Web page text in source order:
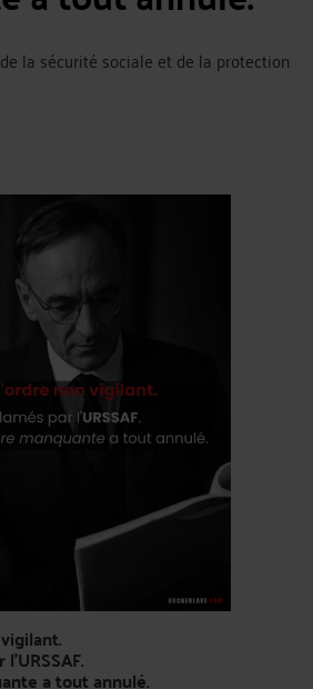
la sécurité sociale et de la protection
a tout annulé.